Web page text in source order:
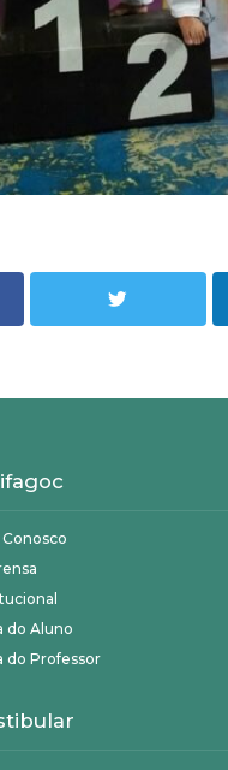
Conosco
do Aluno
do Professor